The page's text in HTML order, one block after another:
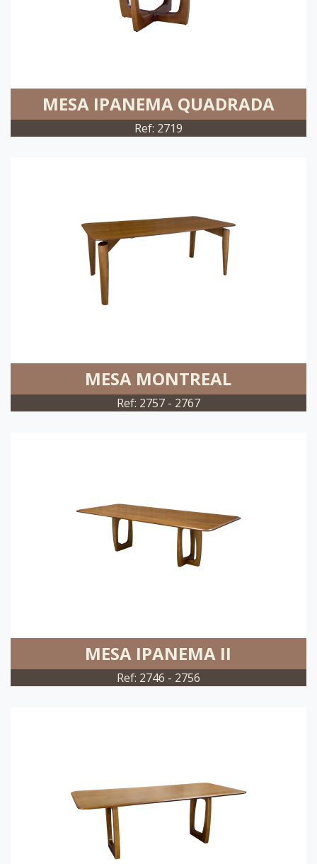
MESA IPANEMA QUADRADA
Ref: 2719
MESA MONTREAL
Ref: 2757 - 2767
MESA IPANEMA II
Ref: 2746 - 2756